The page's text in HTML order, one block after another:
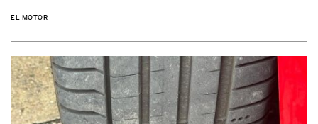
EL MOTOR